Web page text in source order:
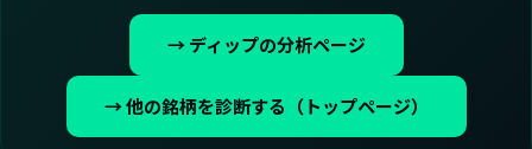
→ ディップの分析ページ
→ 他の銘柄を診断する（トップページ）